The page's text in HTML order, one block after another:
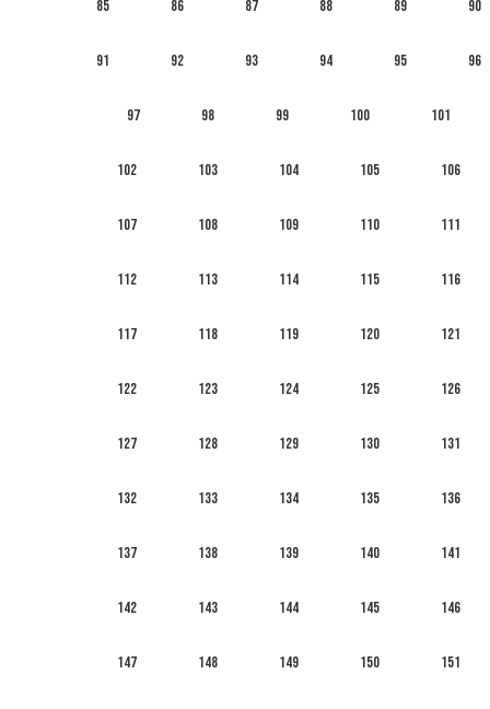
85 86 87 88 89 90
91 92 93 94 95 96
97 98 99 100 101
102 103 104 105 106
107 108 109 110 111
112 113 114 115 116
117 118 119 120 121
122 123 124 125 126
127 128 129 130 131
132 133 134 135 136
137 138 139 140 141
142 143 144 145 146
147 148 149 150 151